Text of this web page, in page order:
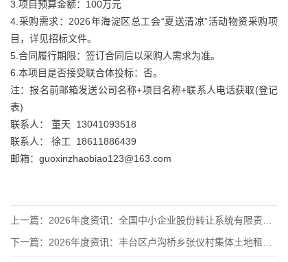
3.项目预算金额：100万元
4.采购需求：2026年海淀区总工会“夏送清凉”活动物资采购项
目，详见招标文件。
5.合同履行期限：签订合同后以采购人需求为准。
6.本项目是否接受联合体投标：否。
注：报名前邮箱发送公司名称+项目名称+联系人电话获取(登记
表)
联系人： 董天 13041093518
联系人： 徐工 18611886439
邮箱：guoxinzhaobiao123@163.com
上一篇： 2026年度资讯：全国中小企业股份转让系统有限责任公司中证股
下一篇： 2026年度资讯：丰台区卢沟桥乡张仪村集体土地租赁住房项目1